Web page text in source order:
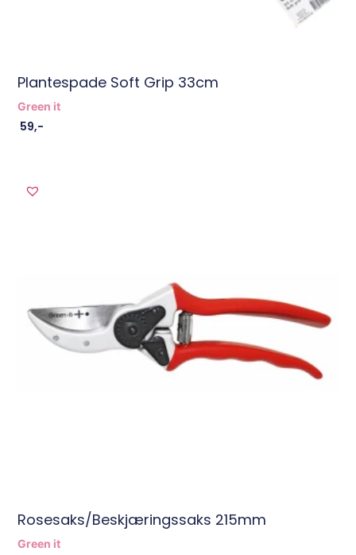
Plantespade Soft Grip 33cm
Green it
59,-
Rosesaks/Beskjæringssaks 215mm
Green it